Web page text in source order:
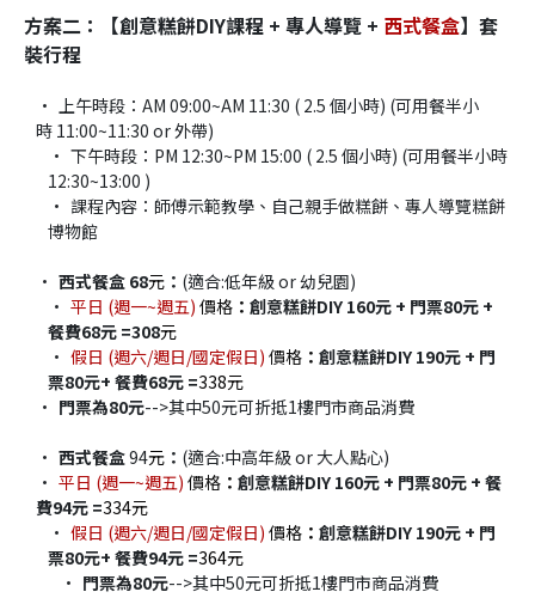
方案二：【創意糕餅DIY課程 + 專人導覽 + 西式餐盒​】套
裝行程
上午時段：AM 09:00~AM 11:30 ( 2.5 個小時) (可用餐半小
時 11:00~11:30 or 外帶)
下午時段：PM 12:30~PM 15:00 ( 2.5 個小時) (可用餐半小時
12:30~13:00 )
課程內容：師傅示範教學、自己親手做糕餅、專人導覽糕餅
博物館
西式餐盒 68元 ： (適合:低年級 or 幼兒園)​
平日 (週一~週五) 價格 ： 創意糕餅DIY 160元 + 門票80元 +
餐費68元 =308元
假日 (週六/週日/國定假日) 價格 ： 創意糕餅DIY 190元 + 門
票80元+ 餐費68元 =338元
門票為80元-->其中50元可折抵1樓門市商品消費
西式餐盒 94元 ： (適合:中高年級 or 大人點心)
平日 (週一~週五) 價格 ： 創意糕餅DIY 160元 + 門票80元 + 餐
費94元 =334元
假日 (週六/週日/國定假日) 價格 ： 創意糕餅DIY 190元 + 門
票80元+ 餐費94元 =364元
門票為80元-->其中50元可折抵1樓門市商品消費